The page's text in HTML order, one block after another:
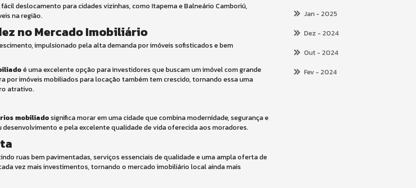
deslocamento para cidades vizinhas, como Itapema e Balneário Camboriú,
na região.
no Mercado Imobiliário
impulsionado pela alta demanda por imóveis sofisticados e bem
é uma excelente opção para investidores que buscam um imóvel com grande
por imóveis mobiliados para locação também tem crescido, tornando essa uma
atrativo.
mobiliadosignifica morar em uma cidade que combina modernidade, segurança e
e pela excelente qualidade de vida oferecida aos moradores.
ruas bem pavimentadas, serviços essenciais de qualidade e uma ampla oferta de
vez mais investimentos, tornando o mercado imobiliário local ainda mais
Jan- 2025
Dez - 2024
Out- 2024
Fev- 2024